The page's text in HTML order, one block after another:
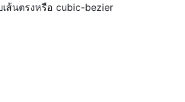
ส้นตรงหรือ cubic-bezier